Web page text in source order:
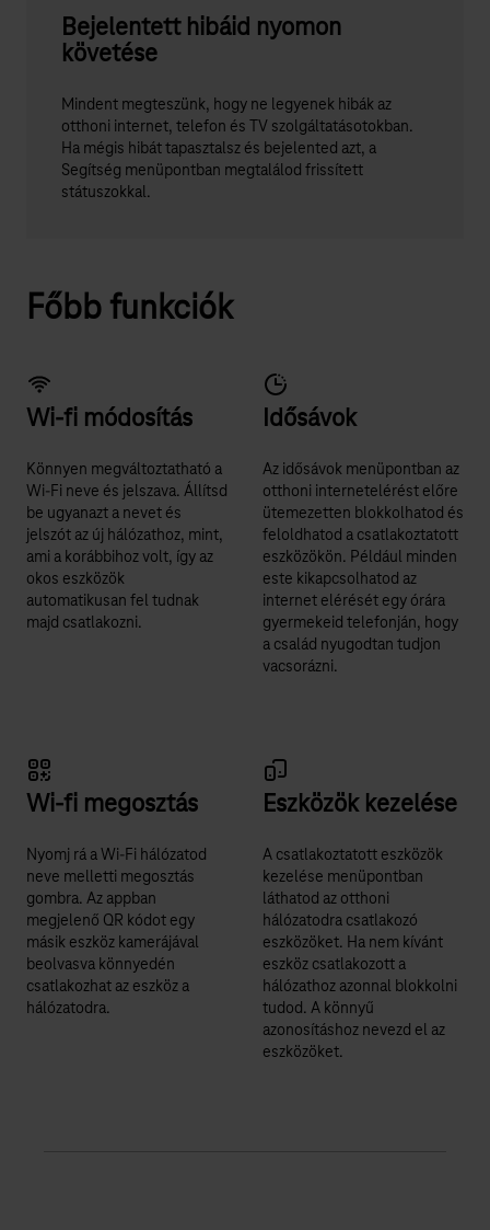
Bejelentett hibáid nyomon
követése
Mindent megteszünk, hogy ne legyenek hibák az
otthoni internet, telefon és TV szolgáltatásotokban.
Ha mégis hibát tapasztalsz és bejelented azt, a
Segítség menüpontban megtalálod frissített
státuszokkal.
Főbb funkciók
Wi-fi módosítás
Könnyen megváltoztatható a
Wi-Fi neve és jelszava. Állítsd
be ugyanazt a nevet és
jelszót az új hálózathoz, mint,
ami a korábbihoz volt, így az
okos eszközök
automatikusan fel tudnak
majd csatlakozni.
Idősávok
Az idősávok menüpontban az
otthoni internetelérést előre
ütemezetten blokkolhatod és
feloldhatod a csatlakoztatott
eszközökön. Például minden
este kikapcsolhatod az
internet elérését egy órára
gyermekeid telefonján, hogy
a család nyugodtan tudjon
vacsorázni.
Wi-fi megosztás
Nyomj rá a Wi-Fi hálózatod
neve melletti megosztás
gombra. Az appban
megjelenő QR kódot egy
másik eszköz kamerájával
beolvasva könnyedén
csatlakozhat az eszköz a
hálózatodra.
Eszközök kezelése
A csatlakoztatott eszközök
kezelése menüpontban
láthatod az otthoni
hálózatodra csatlakozó
eszközöket. Ha nem kívánt
eszköz csatlakozott a
hálózathoz azonnal blokkolni
tudod. A könnyű
azonosításhoz nevezd el az
eszközöket.